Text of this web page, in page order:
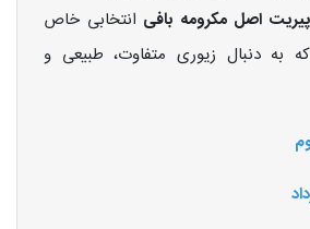
اصل مکرومه بافی انتخابی خاص
به دنبال زیوری متفاوت، طبیعی و